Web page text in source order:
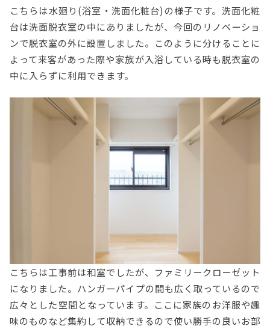
こちらは水廻り(浴室・洗面化粧台)の様子です。洗面化粧
台は洗面脱衣室の中にありましたが、今回のリノベーショ
ンで脱衣室の外に設置しました。このように分けることに
よって来客があった際や家族が入浴している時も脱衣室の
中に入らずに利用できます。
こちらは工事前は和室でしたが、ファミリークローゼット
になりました。ハンガーパイプの間も広く取っているので
広々とした空間となっています。ここに家族のお洋服や趣
味のものなど集約して収納できるので使い勝手の良いお部